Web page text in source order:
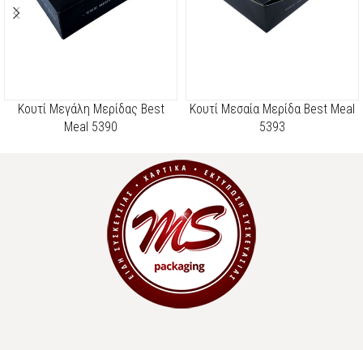
Kουτί Μεγάλη Μερίδας Best
Meal 5390
Κουτί Μεσαία Μερίδα Best Meal
5393